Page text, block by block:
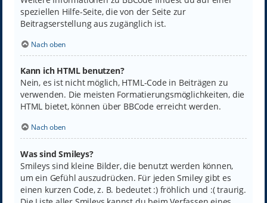
speziellen Hilfe-Seite, die von der Seite zur
Beitragserstellung aus zugänglich ist.
Nach oben
Kann ich HTML benutzen?
Nein, es ist nicht möglich, HTML-Code in Beiträgen zu
verwenden. Die meisten Formatierungsmöglichkeiten, die
HTML bietet, können über BBCode erreicht werden.
Nach oben
Was sind Smileys?
Smileys sind kleine Bilder, die benutzt werden können,
um ein Gefühl auszudrücken. Für jeden Smiley gibt es
einen kurzen Code, z. B. bedeutet :) fröhlich und :( traurig.